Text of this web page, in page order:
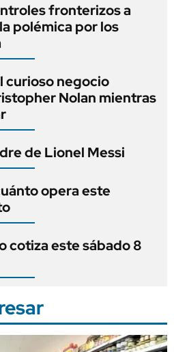
fronterizos a
polémica por los
curioso negocio
Nolan mientras
de Lionel Messi
opera este
cotiza este sábado 8